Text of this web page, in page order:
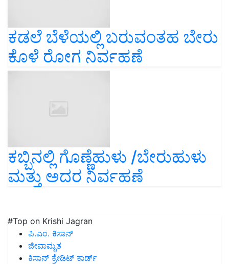
ಕಡಲೆ ಬೆಳೆಯಲ್ಲಿ ಬರುವಂತಹ ಬೇರು
ಕೊಳೆ ರೋಗ ನಿರ್ವಹಣೆ
ಕಬ್ಬಿನಲ್ಲಿ ಗೊಣ್ಣೆಹುಳು /ಬೇರುಹುಳು
ಮತ್ತು ಅದರ ನಿರ್ವಹಣೆ
#Top on Krishi Jagran
ಪಿ.ಎಂ. ಕಿಸಾನ್
ಜೀವಾಮೃತ
ಕಿಸಾನ್ ಕ್ರೇಡಿಟ್ ಕಾರ್ಡ್